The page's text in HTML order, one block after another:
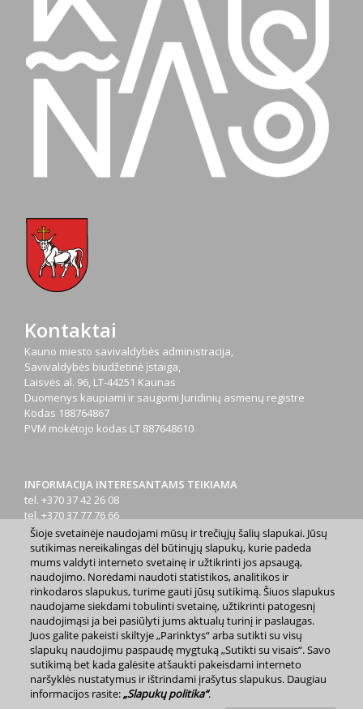
Kontaktai
Kauno miesto savivaldybės administracija,
Savivaldybės biudžetinė įstaiga,
Laisvės al. 96, LT-44251 Kaunas
Duomenys kaupiami ir saugomi Juridinių asmenų registre
Kodas 188764867
PVM mokėtojo kodas LT 887648610
INFORMACIJA INTERESANTAMS TEIKIAMA
tel. +370 37 42 26 08
tel. +370 37 77 76 66
tel. +370 660 07000
el. p.info@kaunas.lt
2023 m. Kauno miesto savivaldybė. Kopijuoti ir platinti
www.kaunas.lt skelbiamą informaciją be autorių sutikimo draudžiama.
Svetainės žemėlapis »
Šioje svetainėje naudojami mūsų ir trečiųjų šalių slapukai. Jūsų
sutikimas nereikalingas dėl būtinųjų slapukų, kurie padeda
mums valdyti interneto svetainę ir užtikrinti jos apsaugą,
naudojimo. Norėdami naudoti statistikos, analitikos ir
rinkodaros slapukus, turime gauti jūsų sutikimą. Šiuos slapukus
naudojame siekdami tobulinti svetainę, užtikrinti patogesnį
naudojimąsi ja bei pasiūlyti jums aktualų turinį ir paslaugas.
Juos galite pakeisti skiltyje „Parinktys“ arba sutikti su visų
slapukų naudojimu paspaudę mygtuką „Sutikti su visais“. Savo
sutikimą bet kada galėsite atšaukti pakeisdami interneto
naršyklės nustatymus ir ištrindami įrašytus slapukus. Daugiau
informacijos rasite:„Slapukų politika“.